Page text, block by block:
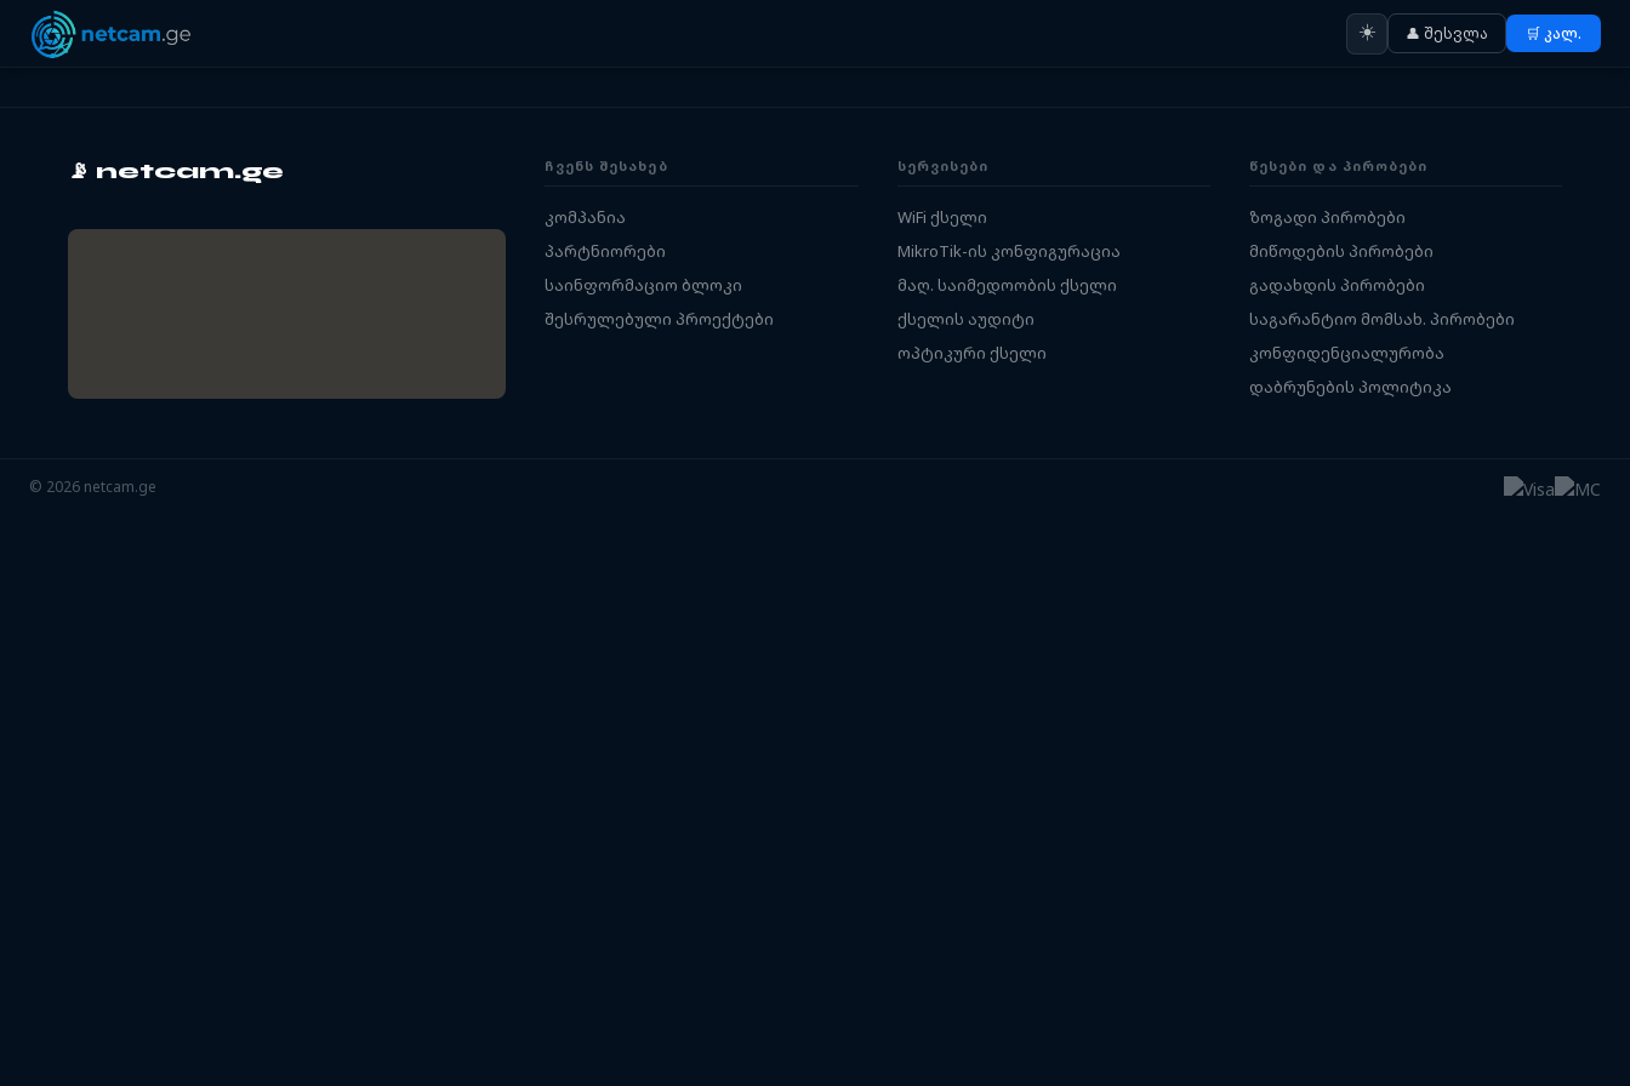
☀️ 👤 შესვლა 🛒 კალ.
📡 netcam.ge ᲩᲕᲔᲜᲡ ᲨᲔᲡᲐᲮᲔᲑ
კომპანია
პარტნიორები
საინფორმაციო ბლოკი
შესრულებული პროექტები
ᲡᲔᲠᲕᲘᲡᲔᲑᲘ
WiFi ქსელი
MikroTik-ის კონფიგურაცია
მაღ. საიმედოობის ქსელი
ქსელის აუდიტი
ოპტიკური ქსელი
ᲬᲔᲡᲔᲑᲘ ᲓᲐ ᲞᲘᲠᲝᲑᲔᲑᲘ
ზოგადი პირობები
მიწოდების პირობები
გადახდის პირობები
საგარანტიო მომსახ. პირობები
კონფიდენციალურობა
დაბრუნების პოლიტიკა
© 2026 netcam.ge